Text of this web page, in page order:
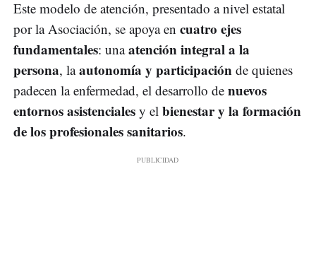
Este modelo de atención, presentado a nivel estatal
por la Asociación, se apoya en cuatro ejes
fundamentales: unaatención integral a la
persona, laautonomía y participación de quienes
padecen la enfermedad, el desarrollo de nuevos
entornos asistenciales y el bienestar y la formación
de los profesionales sanitarios.